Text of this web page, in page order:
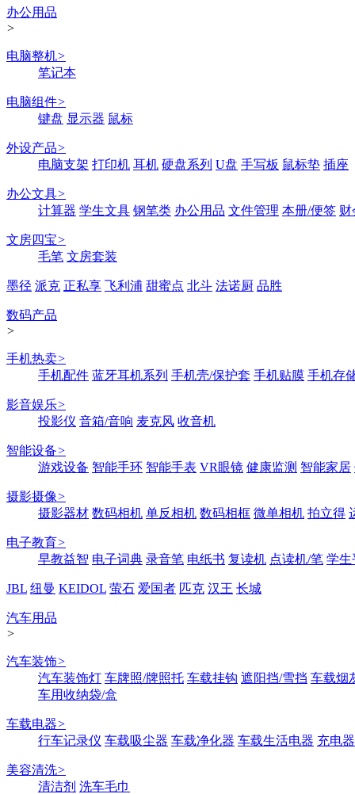
办公用品
>
电脑整机>
笔记本
电脑组件>
键盘 显示器 鼠标
外设产品>
电脑支架 打印机 耳机 硬盘系列 U盘 手写板 鼠标垫 插座
办公文具>
计算器 学生文具 钢笔类 办公用品 文件管理 本册/便签 财
文房四宝>
毛笔 文房套装
墨径 派克 正私享 飞利浦 甜蜜点 北斗 法诺厨 品胜
数码产品
>
手机热卖>
手机配件 蓝牙耳机系列 手机壳/保护套 手机贴膜 手机存
影音娱乐>
投影仪 音箱/音响 麦克风 收音机
智能设备>
游戏设备 智能手环 智能手表 VR眼镜 健康监测 智能家居
摄影摄像>
摄影器材 数码相机 单反相机 数码相框 微单相机 拍立得
电子教育>
早教益智 电子词典 录音笔 电纸书 复读机 点读机/笔 学生
JBL 纽曼 KEIDOL 萤石 爱国者 匹克 汉王 长城
汽车用品
>
汽车装饰>
汽车装饰灯 车牌照/牌照托 车载挂钩 遮阳挡/雪挡 车载烟
车用收纳袋/盒
车载电器>
行车记录仪 车载吸尘器 车载净化器 车载生活电器 充电
美容清洗>
清洁剂 洗车毛巾